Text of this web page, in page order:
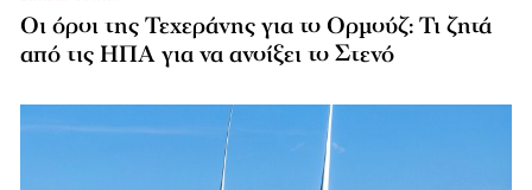
Οι όροι της Τεχεράνης για το Ορμούζ: Τι ζητά
από τις ΗΠΑ για να ανοίξει το Στενό